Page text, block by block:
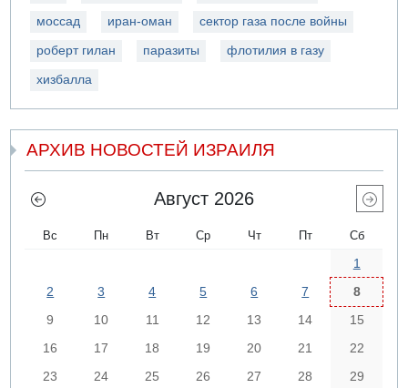
моссад иран-оман сектор газа после войны
роберт гилан паразиты флотилия в газу
хизбалла
АРХИВ НОВОСТЕЙ ИЗРАИЛЯ
Август 2026
Вс Пн Вт Ср Чт Пт Сб
1
2
3 4 5 6 7
8
9
10 11 12 13 14
15
16
17 18 19 20 21
22
23
24 25 26 27 28
29